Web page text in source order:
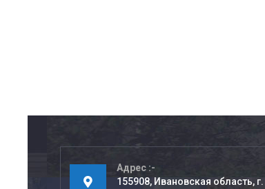
Адрес
155908, Ивановская область,